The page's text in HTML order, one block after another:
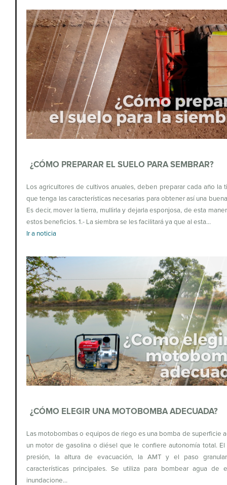
¿CÓMO PREPARAR EL SUELO PARA SEMBRAR?
Los agricultores de cultivos anuales, deben preparar cada año la
que tenga las características necesarias para obtener así una
Es decir, mover la tierra, mullirla y dejarla esponjosa, de esta
estos beneficios. 1.- La siembra se les facilitará ya que al esta…
Ir a noticia
¿CÓMO ELEGIR UNA MOTOBOMBA ADECUADA?
Las motobombas o equipos de riego es una bomba de superficie
un motor de gasolina o diésel que le confiere autonomía total. El
presión, la altura de evacuación, la AMT y el paso
características principales. Se utiliza para bombear agua de
inundacione…